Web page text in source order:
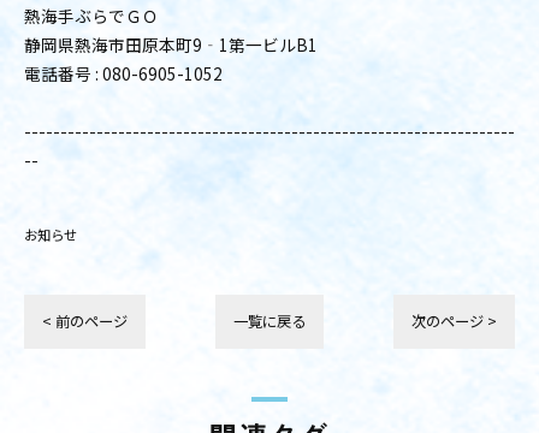
熱海手ぶらでＧＯ
静岡県熱海市田原本町9‐1第一ビルB1
電話番号 : 080-6905-1052
--------------------------------------------------------------------
--
お知らせ
< 前のページ 一覧に戻る 次のページ >